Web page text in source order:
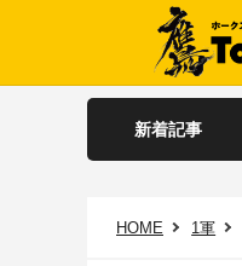
新着記事
HOME 1軍